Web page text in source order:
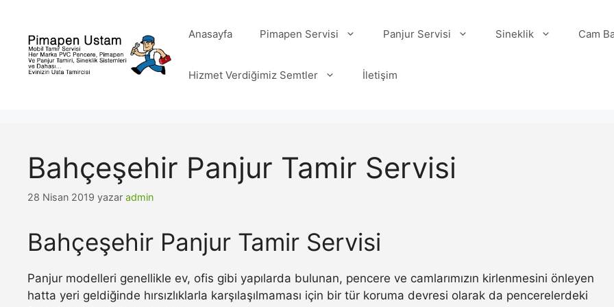
Anasayfa Pimapen Servisi Panjur Servisi Sineklik Cam
Hizmet Verdiğimiz Semtler İletişim
Bahçeşehir Panjur Tamir Servisi
28 Nisan 2019 yazar admin
Bahçeşehir Panjur Tamir Servisi
Panjur modelleri genellikle ev, ofis gibi yapılarda bulunan, pencere ve camlarımızın kirlenmesini önleyen
hatta yeri geldiğinde hırsızlıklarla karşılaşılmaması için bir tür koruma devresi olarak da pencerelerdeki